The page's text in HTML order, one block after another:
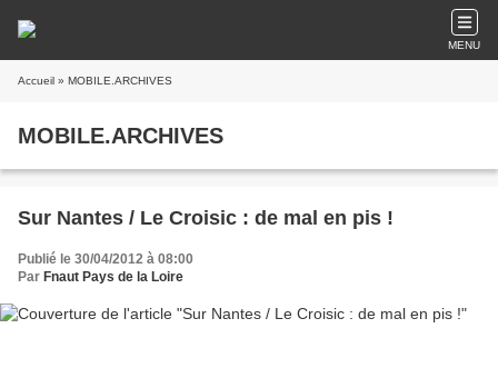
MENU
Accueil » MOBILE.ARCHIVES
MOBILE.ARCHIVES
Sur Nantes / Le Croisic : de mal en pis !
Publié le 30/04/2012 à 08:00
Par Fnaut Pays de la Loire